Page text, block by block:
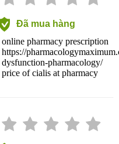
Đã mua hàng
online pharmacy prescription
https://
dysfunction-pharmacology/
price of cialis at pharmacy